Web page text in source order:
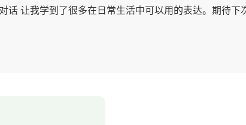
让我学到了很多在日常生活中可以用的表达。期待下
旅游景点，我觉得很开心，也很有意思。